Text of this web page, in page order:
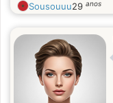
Sousouuu29 anos